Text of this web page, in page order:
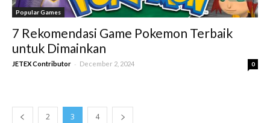
Popular Games
7 Rekomendasi Game Pokemon Terbaik
untuk Dimainkan
JETEX Contributor - December 2, 2024 0
2 3 4